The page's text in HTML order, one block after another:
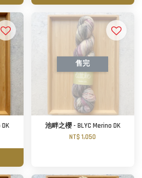
售完
池畔之櫻 - BLYC Merino DK
NT$ 1,050